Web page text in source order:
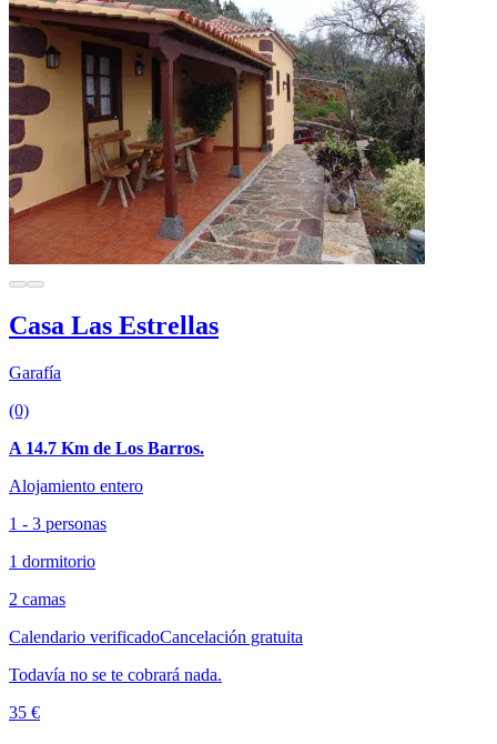
Casa Las Estrellas
Garafía
(0)
A 14.7 Km de Los Barros.
Alojamiento entero
1 - 3 personas
1 dormitorio
2 camas
Calendario verificadoCancelación gratuita
Todavía no se te cobrará nada.
35 €